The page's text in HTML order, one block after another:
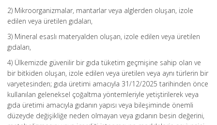
2) Mikroorganizmalar, mantarlar veya alglerden oluşan, izole
edilen veya üretilen gıdaları,
3) Mineral esaslı materyalden oluşan, izole edilen veya üretilen
gıdaları,
4) Ülkemizde güvenilir bir gıda tüketim geçmişine sahip olan ve
bir bitkiden oluşan, izole edilen veya üretilen veya aynı türlerin bir
varyetesinden; gıda üretimi amacıyla 31/12/2025 tarihinden önce
kullanılan geleneksel çoğaltma yöntemleriyle yetiştirilerek veya
gıda üretimi amacıyla gıdanın yapısı veya bileşiminde önemli
düzeyde değişikliğe neden olmayan veya gıdanın besin değerini,